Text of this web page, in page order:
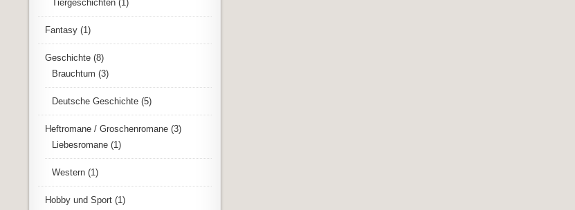
Tiergeschichten (1)
Fantasy (1)
Geschichte (8)
Brauchtum (3)
Deutsche Geschichte (5)
Heftromane / Groschenromane (3)
Liebesromane (1)
Western (1)
Hobby und Sport (1)